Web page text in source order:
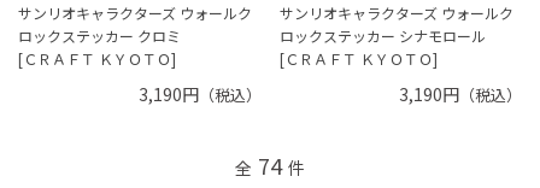
サンリオキャラクターズ ウォールク
ロックステッカー クロミ
[ＣＲＡＦＴ ＫＹＯＴＯ]
3,190円（税込）
サンリオキャラクターズ ウォールク
ロックステッカー シナモロール
[ＣＲＡＦＴ ＫＹＯＴＯ]
3,190円 （税込）
全 74 件